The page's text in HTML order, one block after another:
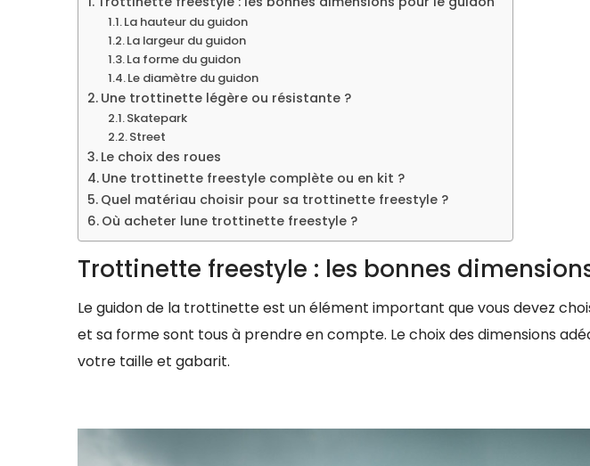
La hauteur du guidon
La largeur du guidon
La forme du guidon
Le diamètre du guidon
Une trottinette légère ou résistante ?
Skatepark
Street
Le choix des roues
Une trottinette freestyle complète ou en kit ?
Quel matériau choisir pour sa trottinette freestyle ?
Où acheter lune trottinette freestyle ?
Trottinette freestyle : les bonnes
Le guidon de la trottinette est un élément important que vous devez
et sa forme sont tous à prendre en compte. Le choix des dimensions
votre taille et gabarit.